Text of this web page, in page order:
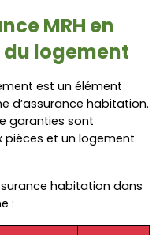
MRH en
logement
est un élément
d’assurance habitation.
garanties sont
et un logement
habitation dans
: